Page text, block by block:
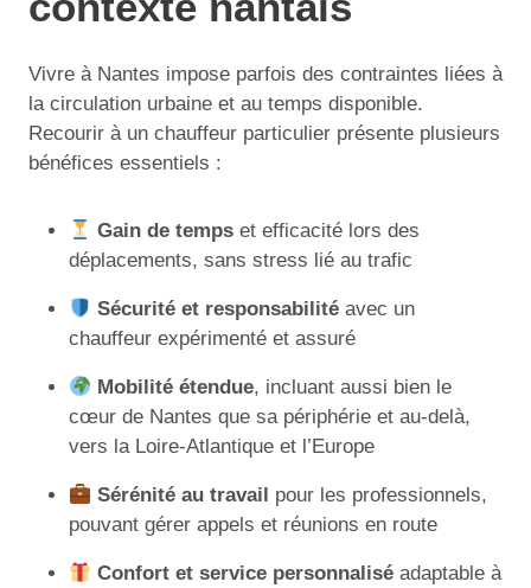
Vivre à Nantes impose parfois des contraintes liées à
la circulation urbaine et au temps disponible.
Recourir à un chauffeur particulier présente plusieurs
bénéfices essentiels :
Gain de temps et efficacité lors des
déplacements, sans stress lié au trafic
Sécurité et responsabilité avec un
chauffeur expérimenté et assuré
Mobilité étendue, incluant aussi bien le
cœur de Nantes que sa périphérie et au-delà,
vers la Loire-Atlantique et l’Europe
Sérénité au travail pour les professionnels,
pouvant gérer appels et réunions en route
Confort et service personnalisé adaptable à